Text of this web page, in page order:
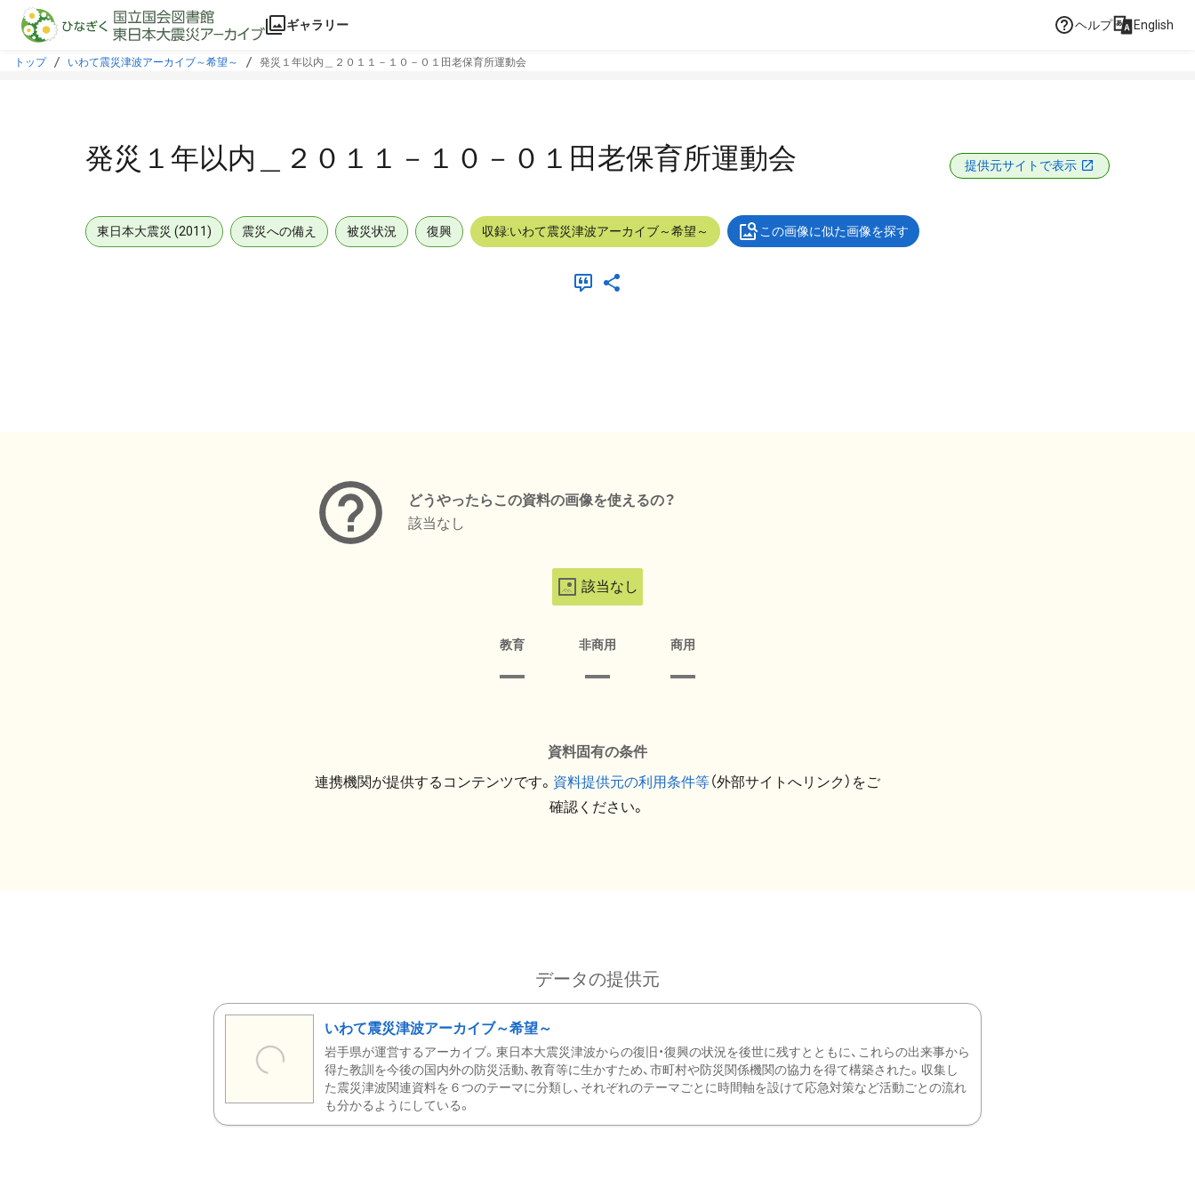
本文に飛ぶ
ギャラリー ヘルプ English
トップ いわて震災津波アーカイブ～希望～ 発災１年以内＿２０１１－１０－０１田老保育所運動会
発災１年以内＿２０１１－１０－０１田老保育所運動会 提供元サイトで表示
東日本大震災 (2011) 震災への備え 被災状況 復興 収録:いわて震災津波アーカイブ～希望～ この画像に似た画像を探す
どうやったらこの資料の画像を使えるの？
該当なし
該当なし
教育 非商用 商用
資料固有の条件
連携機関が提供するコンテンツです。 資料提供元の利用条件等（外部サイトへリンク）をご
確認ください。
データの提供元
いわて震災津波アーカイブ～希望～
岩手県が運営するアーカイブ。東日本大震災津波からの復旧・復興の状況を後世に残すとともに、これらの出来事から
得た教訓を今後の国内外の防災活動、教育等に生かすため、市町村や防災関係機関の協力を得て構築された。収集し
た震災津波関連資料を６つのテーマに分類し、それぞれのテーマごとに時間軸を設けて応急対策など活動ごとの流れ
も分かるようにしている。